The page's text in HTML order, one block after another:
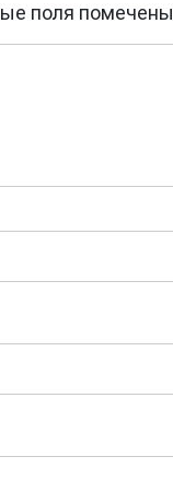
поля помечены